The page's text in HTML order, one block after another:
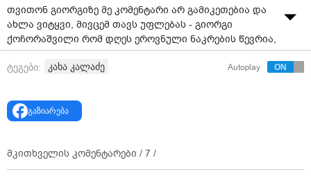
თვითონ გიორგიზე მე კომენტარი არ გამიკეთებია და
ახლა ვიტყვი, მივცემ თავს უფლებას - გიორგი
ქოჩორაშვილი რომ დღეს ეროვნული ნაკრების წევრია,
ჩემი პატარა დამსახურებაც არის, - ამის შესახებ
„ქართული ოცნების“ გენერალურმა მდივანმა კახა
მისივე განმარტებით, გიორგი ქოჩორაშვილის
მამასთან დაკავშირებით მან უბრალოდ ფაქტი
„რადიკალური დაჯგუფებები ვინც არიან, მათში
ტეგები: კახა კალაძე Autoplay
გაზიარება
მკითხველის კომენტარები / 7 /